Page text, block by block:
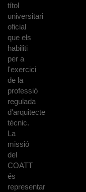
títol
universitari
oficial
que els
habiliti
per a
l'exercici
de la
professió
regulada
d'arquitecte
tècnic.
La
missió
del
COATT
és
representar